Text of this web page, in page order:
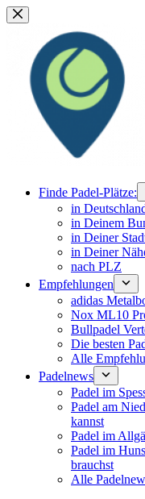
Zum
Inhalt
springen
Finde Padel-Plätze:
in
in Deinem
in Deiner
in Deiner
nach PLZ
Empfehlungen
adidas
Nox ML10
Bullpadel
Die besten
Alle
Padelnews
Padel im
Padel am
kannst
Padel im
Padel im
brauchst
Alle